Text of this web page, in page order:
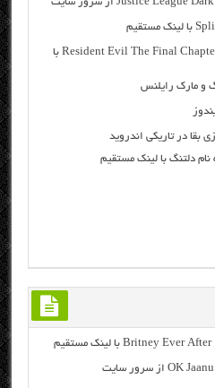
دانلود رایگان فیلم خارجی Resident Evil The Final Chapter 2017 با
و مارک رایلنس
نام دلتنگ با لینک مستقیم